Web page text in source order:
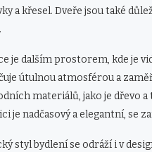
a křesel. Dveře jsou také
je dalším prostorem, kde je
útulnou atmosférou a
materiálů, jako je dřevo
je nadčasový a elegantní, se
styl bydlení se odráží i v